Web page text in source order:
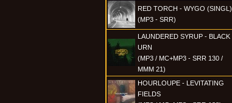
RED TORCH - WYGO (SINGL)
(MP3 - SRR)
LAUNDERED SYRUP - BLACK
URN
(MP3 / MC+MP3 - SRR 130 /
MMM 21)
HOURLOUPE - LEVITATING
FIELDS